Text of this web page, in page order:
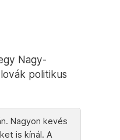
Nagy-
politikus
Nagyon kevés
is kínál. A